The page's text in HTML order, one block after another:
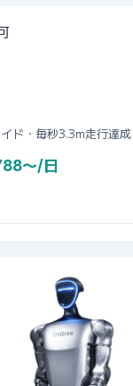
ド・毎秒3.3m走行達成
〜/日